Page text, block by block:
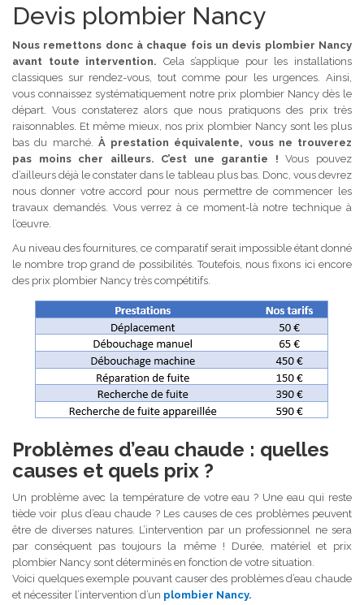
Devis plombier Nancy
Nous remettons donc à chaque fois un devis plombier Nancy
avant toute intervention. Cela s’applique pour les installations
classiques sur rendez-vous, tout comme pour les urgences. Ainsi,
vous connaissez systématiquement notre prix plombier Nancy dès le
départ. Vous constaterez alors que nous pratiquons des prix très
raisonnables. Et même mieux, nos prix plombier Nancy sont les plus
bas du marché. À prestation équivalente, vous ne trouverez
pas moins cher ailleurs. C’est une garantie ! Vous pouvez
d’ailleurs déjà le constater dans le tableau plus bas. Donc, vous devrez
nous donner votre accord pour nous permettre de commencer les
travaux demandés. Vous verrez à ce moment-là notre technique à
l’œuvre.
Au niveau des fournitures, ce comparatif serait impossible étant donné
le nombre trop grand de possibilités. Toutefois, nous fixons ici encore
des prix plombier Nancy très compétitifs.
Problèmes d’eau chaude : quelles
causes et quels prix ?
Un problème avec la température de votre eau ? Une eau qui reste
tiède voir plus d’eau chaude ? Les causes de ces problèmes peuvent
être de diverses natures. L’intervention par un professionnel ne sera
par conséquent pas toujours la même ! Durée, matériel et prix
plombier Nancy sont déterminés en fonction de votre situation.
Voici quelques exemple pouvant causer des problèmes d’eau chaude
et nécessiter l’intervention d’un plombier Nancy.